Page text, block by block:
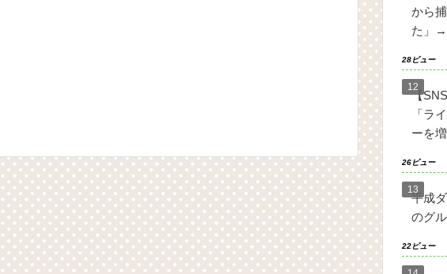
から
た」→
28ビュー
【
「ラ
ーを
26ビュー
平成
のグ
22ビュー